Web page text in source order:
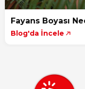
Fayans Boyası
Blog'da İncele